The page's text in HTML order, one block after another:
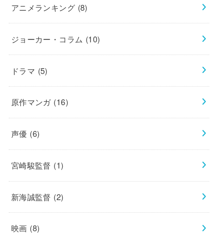
アニメランキング (8)
ジョーカー・コラム (10)
ドラマ (5)
原作マンガ (16)
声優 (6)
宮崎駿監督 (1)
新海誠監督 (2)
映画 (8)